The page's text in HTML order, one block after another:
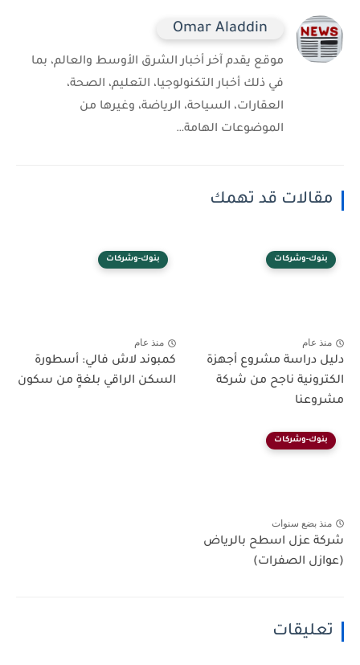
Omar Aladdin
موقع يقدم آخر أخبار الشرق الأوسط والعالم، بما
في ذلك أخبار التكنولوجيا، التعليم، الصحة،
العقارات، السياحة، الرياضة، وغيرها من
الموضوعات الهامة…
مقالات قد تهمك
بنوك-وشركات
منذ عام
دليل دراسة مشروع أجهزة
الكترونية ناجح من شركة
مشروعنا
بنوك-وشركات
منذ عام
كمبوند لاش فالي: أسطورة
السكن الراقي بلغةٍ من سكون
بنوك-وشركات
منذ بضع سنوات
شركة عزل اسطح بالرياض
(عوازل الصفرات)
تعليقات